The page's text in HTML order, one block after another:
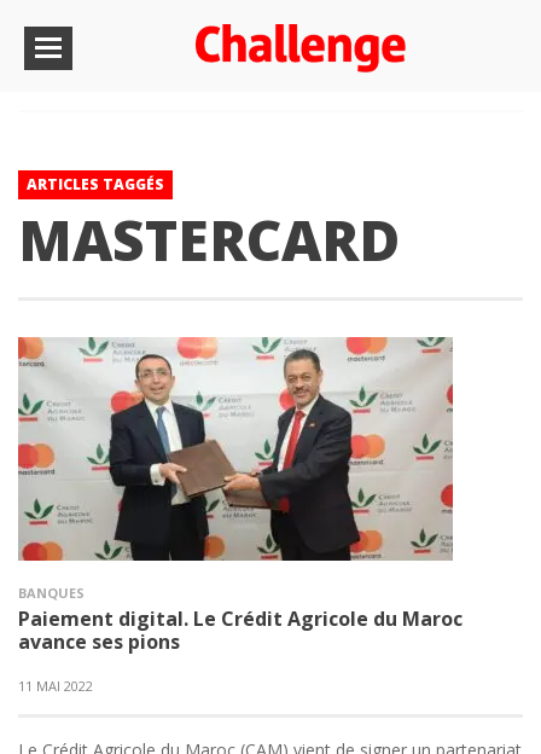
ARTICLES TAGGÉS
MASTERCARD
BANQUES
Paiement digital. Le Crédit Agricole du Maroc
avance ses pions
11 MAI 2022